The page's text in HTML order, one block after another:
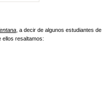
, a decir de algunos estudiantes
ellos resaltamos: